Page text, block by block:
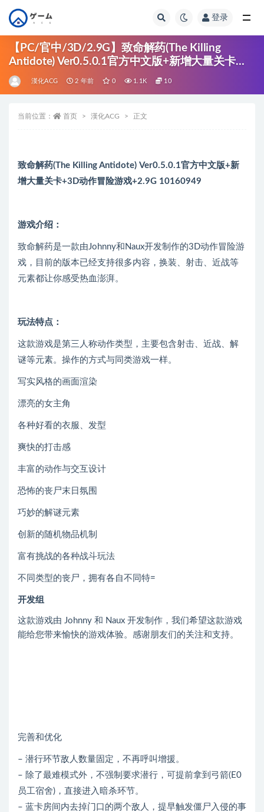
登录
【PC/官中/3D/2.9G】致命解药(The Killing
Antidote) Ver0.5.0.1官方中文版+新增大量关卡
+3D动作冒险游戏+2.9G
漢化ACG 2 年前 0 1.1K 10
当前位置： 首页 漢化ACG 正文
致命解药(The Killing Antidote) Ver0.5.0.1官方中文版+新
增大量关卡+3D动作冒险游戏+2.9G 10160949
游戏介绍：
致命解药是一款由Johnny和Naux开发制作的3D动作冒险游
戏，目前的版本已经支持很多内容，换装、射击、近战等
元素都让你感受热血澎湃。
玩法特点：
这款游戏是第三人称动作类型，主要包含射击、近战、解
谜等元素。操作的方式与同类游戏一样。
写实风格的画面渲染
漂亮的女主角
各种好看的衣服、发型
爽快的打击感
丰富的动作与交互设计
恐怖的丧尸末日氛围
巧妙的解谜元素
创新的随机物品机制
富有挑战的各种战斗玩法
不同类型的丧尸，拥有各自不同特=
开发组
这款游戏由 Johnny 和 Naux 开发制作，我们希望这款游戏
能给您带来愉快的游戏体验。感谢朋友们的关注和支持。
完善和优化
– 潜行环节敌人数量固定，不再呼叫增援。
– 除了最难模式外，不强制要求潜行，可提前拿到弓箭(E0
员工宿舍)，直接进入暗杀环节。
– 蓝卡房间内去掉门口的两个敌人，提早触发僵尸入侵的事